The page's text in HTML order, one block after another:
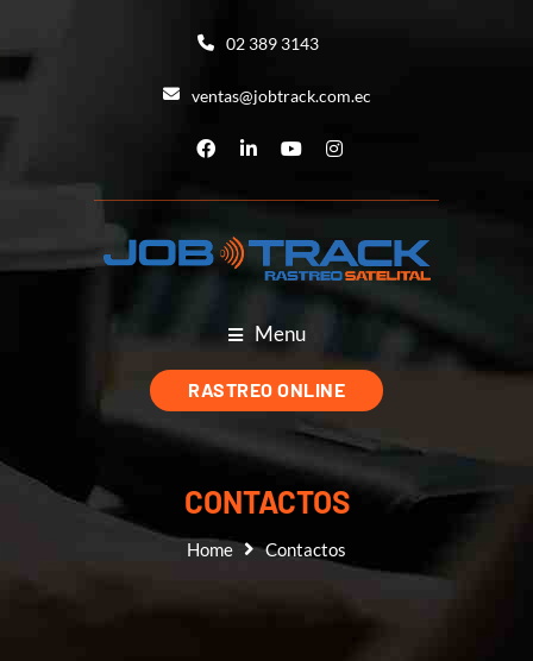
02 389 3143
ventas@jobtrack.com.ec
Menu
RASTREO ONLINE
CONTACTOS
Home Contactos